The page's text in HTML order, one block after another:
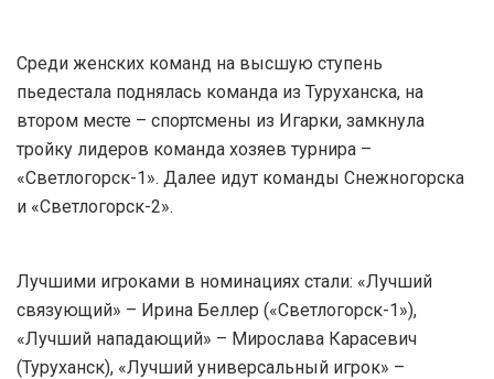
Среди женских команд на высшую ступень
пьедестала поднялась команда из Туруханска, на
втором месте – спортсмены из Игарки, замкнула
тройку лидеров команда хозяев турнира –
«Светлогорск-1». Далее идут команды Снежногорска
и «Светлогорск-2».
Лучшими игроками в номинациях стали: «Лучший
связующий» – Ирина Беллер («Светлогорск-1»),
«Лучший нападающий» – Мирослава Карасевич
(Туруханск), «Лучший универсальный игрок» –